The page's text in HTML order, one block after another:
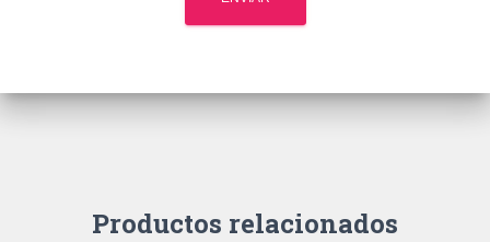
Productos relacionados